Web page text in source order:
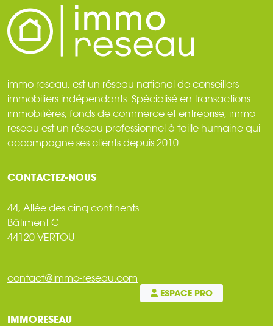
immo reseau, est un réseau national de conseillers
immobiliers indépendants. Spécialisé en transactions
immobilières, fonds de commerce et entreprise, immo
reseau est un réseau professionnel à taille humaine qui
accompagne ses clients depuis 2010.
CONTACTEZ-NOUS
44, Allée des cinq continents
Bâtiment C
44120 VERTOU
contact@immo-reseau.com
ESPACE PRO
IMMORESEAU